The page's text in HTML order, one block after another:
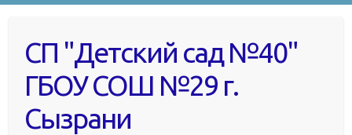
СП "Детский сад №40"
ГБОУ СОШ №29 г.
Сызрани